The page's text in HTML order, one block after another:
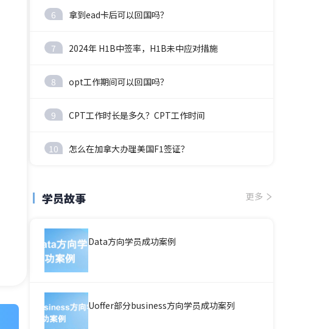
6 拿到ead卡后可以回国吗？
7 2024年 H1B中签率，H1B未中应对措施
8 opt工作期间可以回国吗？
9 CPT工作时长是多久？CPT工作时间
10 怎么在加拿大办理美国F1签证？
学员故事 更多
Data方向学员成功案例
Uoffer部分business方向学员成功案列